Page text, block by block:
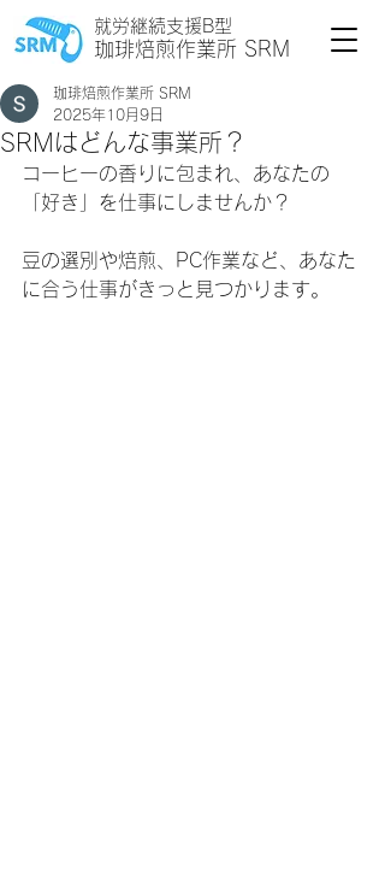
就労継続支援B型
珈琲焙煎作業所 SRM
SRMはどんな事業所？
珈琲焙煎作業所 SRM
2025年10月9日
コーヒーの香りに包まれ、あなたの
「好き」を仕事にしませんか？
豆の選別や焙煎、PC作業など、あなた
に合う仕事がきっと見つかります。